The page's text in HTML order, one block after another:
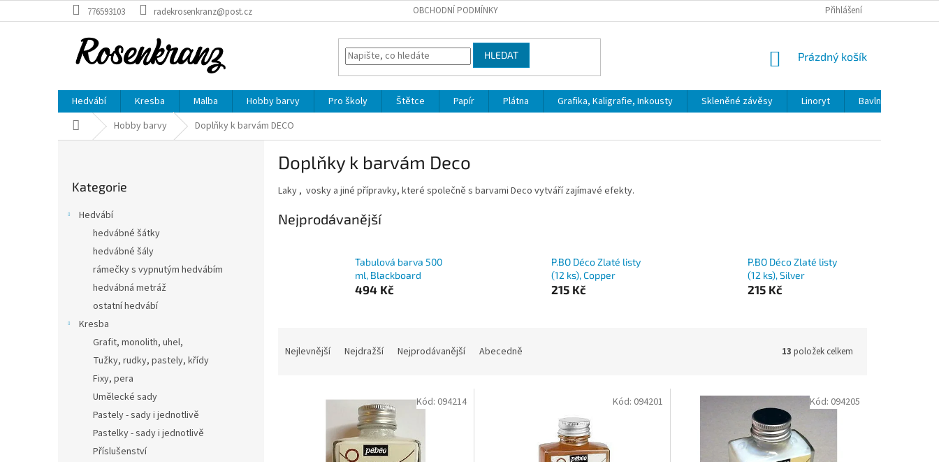
na
776593103 radekrosenkranz@post.cz OBCHODNÍ PODMÍNKY Přihlášení
HLEDAT
NÁKUPNÍ
Prázdný košík
Hedvábí Kresba Malba Hobby barvy Pro školy Štětce Papír Plátna Grafika, Kaligrafie, Inkousty Skleněné závěsy Linoryt Bavlna
Domů Hobby barvy Doplňky k barvám DECO
kategorie
Kategorie
Hedvábí
hedvábné šátky
hedvábné šály
rámečky s vypnutým hedvábím
hedvábná metráž
ostatní hedvábí
Kresba
Grafit, monolith, uhel,
Tužky, rudky, pastely, křídy
Fixy, pera
Umělecké sady
Pastely - sady i jednotlivě
Pastelky - sady i jednotlivě
Příslušenství
Doplňky k barvám Deco
Laky , vosky a jiné přípravky, které společně s barvami Deco vytváří zajímavé efekty.
Nejprodávanější
Tabulová barva 500
ml, Blackboard
494 Kč
P.BO Déco Zlaté listy
(12 ks), Copper
215 Kč
P.BO Déco Zlaté listy
(12 ks), Silver
215 Kč
Nejlevnější Nejdražší Nejprodávanější Abecedně 13 položek celkem
Kód: 094214 Kód: 094201 Kód: 094205